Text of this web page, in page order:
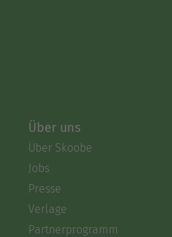
Über uns
Über Skoobe
Jobs
Presse
Verlage
Partnerprogramm